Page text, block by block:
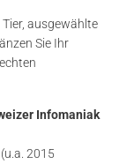
ausgewählte
Sie Ihr
Infomaniak
2015